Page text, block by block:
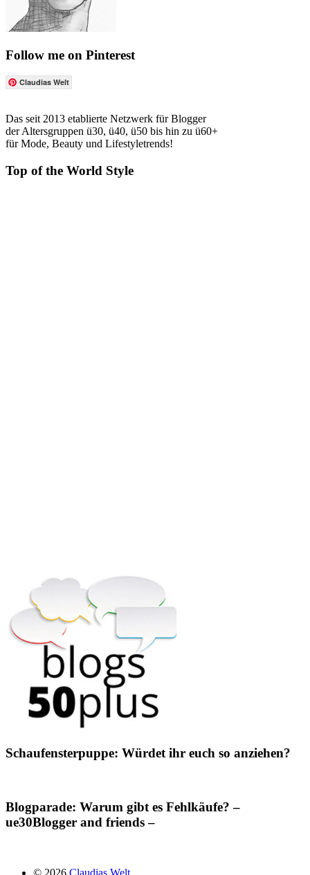
Follow me on Pinterest
Claudias Welt
Das seit 2013 etablierte Netzwerk für Blogger
der Altersgruppen ü30, ü40, ü50 bis hin zu ü60+
für Mode, Beauty und Lifestyletrends!
Top of the World Style
Schaufensterpuppe: Würdet ihr euch so anziehen?
Blogparade: Warum gibt es Fehlkäufe? –
ue30Blogger and friends –
© 2026 Claudias Welt.